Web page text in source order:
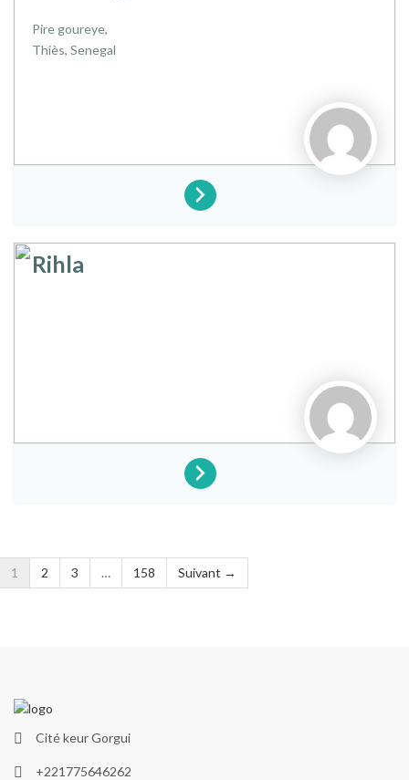
Pire goureye,
Thiès, Senegal
Rihla
1 2 3 … 158 Suivant →
Cité keur Gorgui
+221775646262